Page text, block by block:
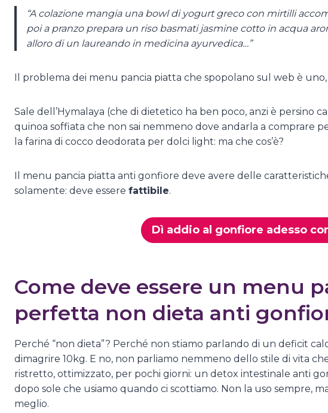
“A colazione mangia una bowl di yogurt greco con mirtilli
poi a pranzo prepara un riso basmati jasmine cotto in acqua
alloro di un laureando in medicina ayurvedica…”
Il problema dei menu pancia piatta che spopolano sul web è
Sale dell’Hymalaya (che di dietetico ha ben poco, anzi è persino
quinoa soffiata che non sai nemmeno dove andarla a comprare
la farina di cocco deodorata per dolci light: ma che cos’è?
Il menu pancia piatta anti gonfiore deve avere delle
solamente: deve essere fattibile.
Dì addio al gonfiore adesso
Come deve essere un menu
perfetta non dieta anti
Perché “non dieta”? Perché non stiamo parlando di un deficit
dimagrire 10kg. E no, non parliamo nemmeno dello stile di vita
ristretto, ottimizzato, per pochi giorni: un detox intestinale anti
dopo sole che usiamo quando ci scottiamo. Non la uso sempre,
meglio.